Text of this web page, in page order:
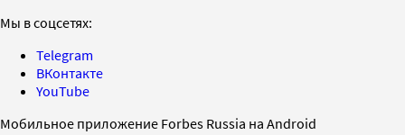
Мы в соцсетях:
Telegram
ВКонтакте
YouTube
Мобильное приложение Forbes Russia на Android